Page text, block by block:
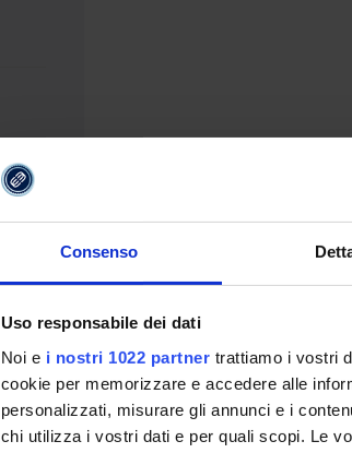
Consenso
Uso responsabile dei dati
Noi e i nostri 1022 partner trattiamo i vostri
cookie per memorizzare e accedere alle
personalizzati, misurare gli annunci e i
chi utilizza i vostri dati e per quali scopi. Le